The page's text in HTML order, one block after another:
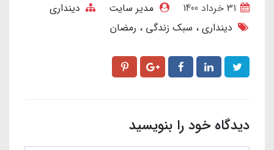
مدیر سایت
دینداری
دینداری
سبک زندگی رمضان
دیدگاه خود را بنویسید